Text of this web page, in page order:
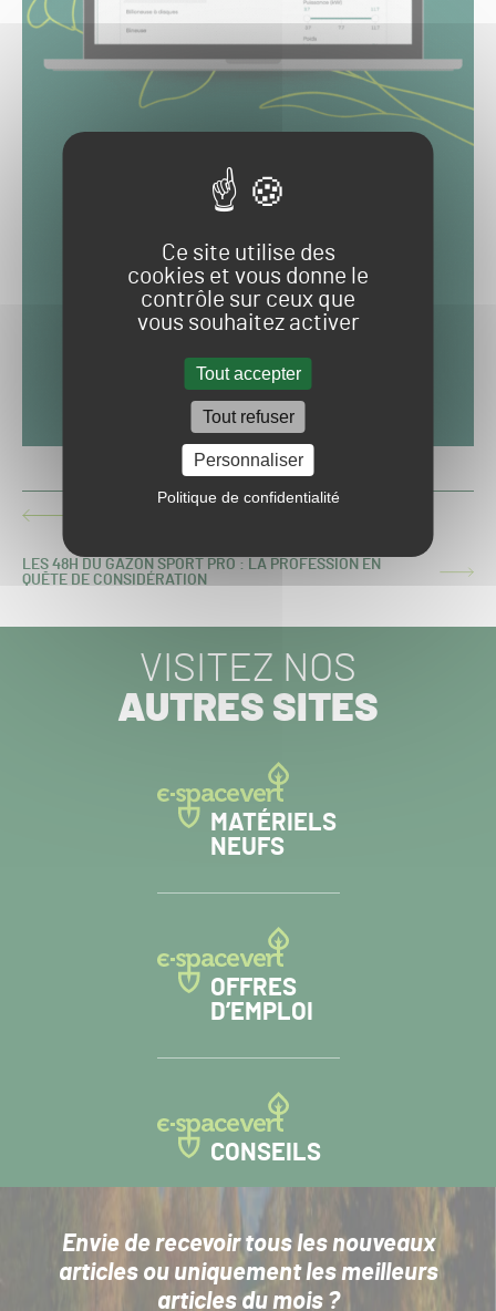
Ce site utilise des
cookies et vous donne le
contrôle sur ceux que
vous souhaitez activer
Tout accepter
Tout refuser
Personnaliser
Politique de confidentialité
ARTICLE
PRÉCÉDENT :
ARTICLE
LES 48H DU GAZON SPORT PRO : LA PROFESSION EN
QUÊTE DE CONSIDÉRATION
VISITEZ NOS
AUTRES SITES
MATÉRIELS
NEUFS
OFFRES
D’EMPLOI
CONSEILS
Envie de recevoir tous les nouveaux
articlesou uniquement les meilleurs
articles du mois ?